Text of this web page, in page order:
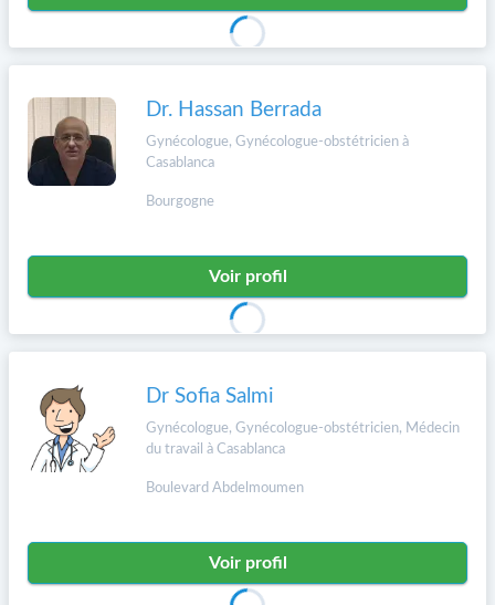
Dr. Hassan Berrada
Gynécologue, Gynécologue-obstétricien à
Casablanca
Bourgogne
Voir profil
Dr Sofia Salmi
Gynécologue, Gynécologue-obstétricien, Médecin
du travail à Casablanca
Boulevard Abdelmoumen
Voir profil